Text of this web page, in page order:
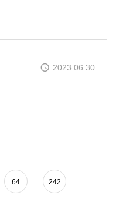
2023.06.30
64 242